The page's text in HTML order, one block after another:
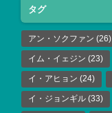
タグ
アン・ソクファン (26)
イム・イェジン (23)
イ・アヒョン (24)
イ・ジョンギル (33)